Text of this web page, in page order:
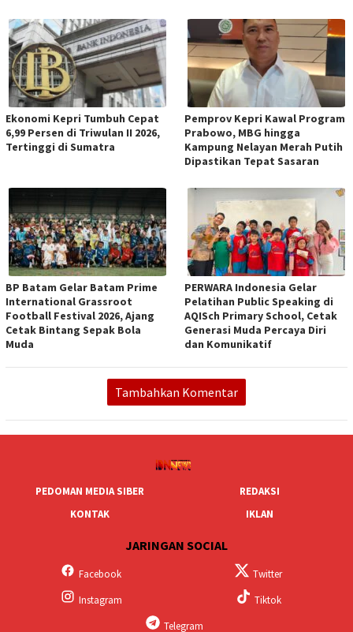
Ekonomi Kepri Tumbuh Cepat
6,99 Persen di Triwulan II 2026,
Tertinggi di Sumatra
Pemprov Kepri Kawal Program
Prabowo, MBG hingga
Kampung Nelayan Merah Putih
Dipastikan Tepat Sasaran
BP Batam Gelar Batam Prime
International Grassroot
Football Festival 2026, Ajang
Cetak Bintang Sepak Bola
Muda
PERWARA Indonesia Gelar
Pelatihan Public Speaking di
AQISch Primary School, Cetak
Generasi Muda Percaya Diri
dan Komunikatif
Tambahkan Komentar
PEDOMAN MEDIA SIBER
REDAKSI
KONTAK
IKLAN
JARINGAN SOCIAL
Facebook
Twitter
Instagram
Tiktok
Telegram